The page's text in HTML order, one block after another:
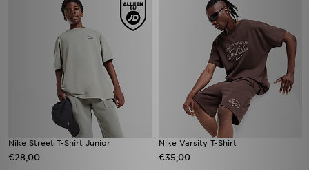
Nike Street T-Shirt Junior
€28,00
Nike Varsity T-Shirt
€35,00